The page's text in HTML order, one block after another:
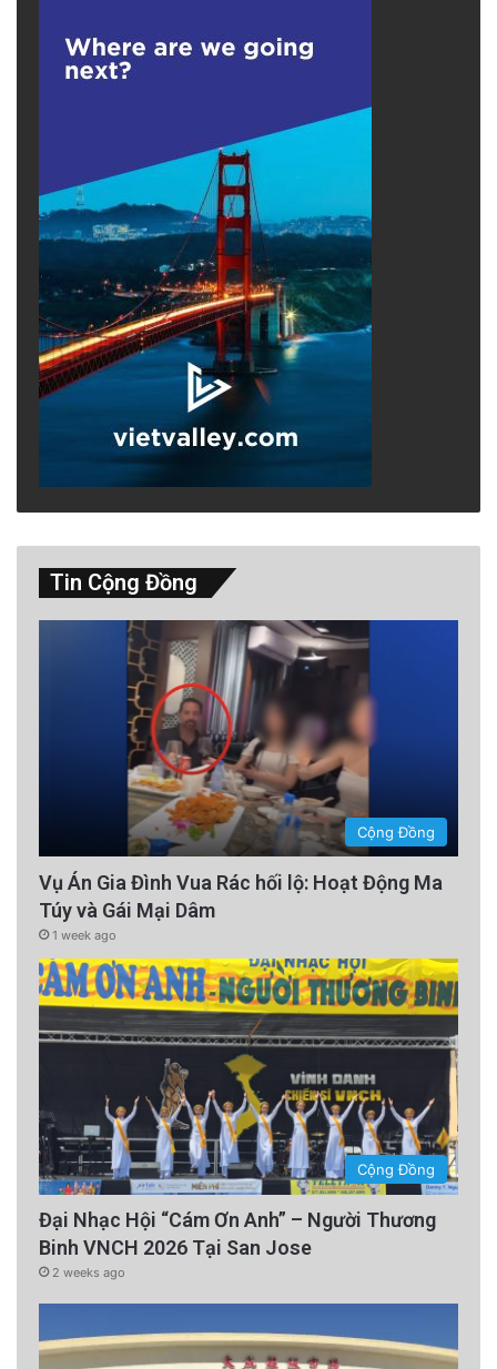
Tin Cộng Đồng
Cộng Đồng
Vụ Án Gia Đình Vua Rác hối lộ: Hoạt Động Ma
Túy và Gái Mại Dâm
1 week ago
Cộng Đồng
Đại Nhạc Hội “Cám Ơn Anh” – Người Thương
Binh VNCH 2026 Tại San Jose
2 weeks ago